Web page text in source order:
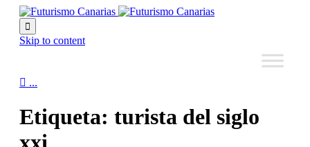

Skip to content
 ...
Etiqueta: turista del siglo